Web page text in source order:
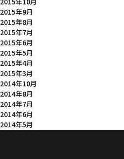
2015年9月
2015年8月
2015年7月
2015年6月
2015年5月
2015年4月
2015年3月
2014年10月
2014年8月
2014年7月
2014年6月
2014年5月